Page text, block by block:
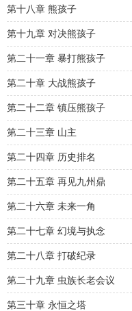
第十八章 熊孩子
第十九章 对决熊孩子
第二十一章 暴打熊孩子
第二十章 大战熊孩子
第二十二章 镇压熊孩子
第二十三章 山主
第二十四章 历史排名
第二十五章 再见九州鼎
第二十六章 未来一角
第二十七章 幻境与执念
第二十八章 打破纪录
第二十九章 虫族长老会议
第三十章 永恒之塔